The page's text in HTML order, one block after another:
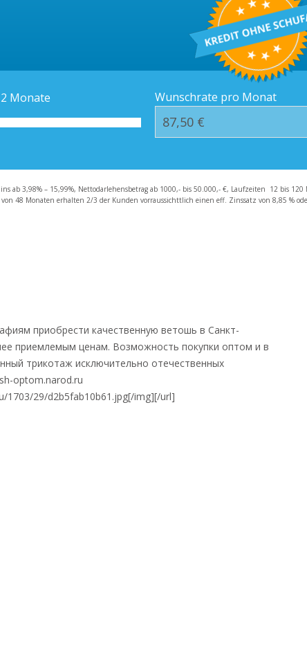
Häufige Fragen –
Monate Wunschrate pro Monat
ab 3,98% – 15,99%, Nettodarlehensbetrag ab 1000,- bis 50.000,- €, Laufzeiten 12 bis
48 Monaten erhalten 2/3 der Kunden vorraussichttlich einen eff. Zinssatz von 8,85 %
приобрести качественную ветошь в Санкт-
приемлемым ценам. Возможность покупки оптом и в
трикотаж исключительно отечественных
optom.narod.ru
1703/29/d2b5fab10b61.jpg[/img][/url]